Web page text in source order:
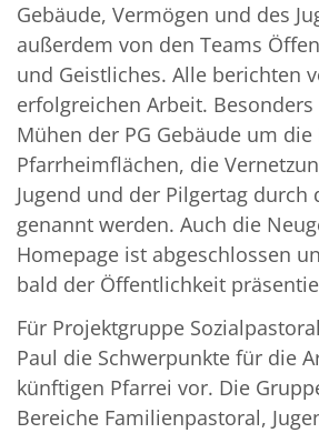
Gebäude, Vermögen und des
außerdem von den Teams
und Geistliches. Alle berichten
erfolgreichen Arbeit.
Mühen der PG Gebäude um
Pfarrheimflächen, die
Jugend und der Pilgertag durch
genannt werden. Auch die
Homepage ist abgeschlossen
bald der Öffentlichkeit
Für Projektgruppe
Paul die Schwerpunkte für die
künftigen Pfarrei vor. Die
Bereiche Familienpastoral,